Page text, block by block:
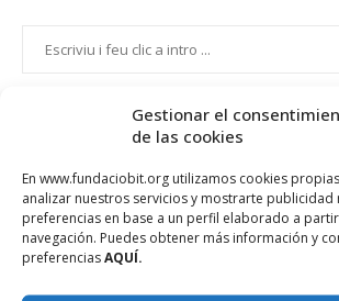
Gestionar el
de las cookies
En www.fundaciobit.org utilizamos cookies
analizar nuestros servicios y mostrarte publicidad
preferencias en base a un perfil elaborado a
navegación. Puedes obtener más información y
preferenciasAQUÍ.
PROJECTE COFINANÇAT PEL FONS